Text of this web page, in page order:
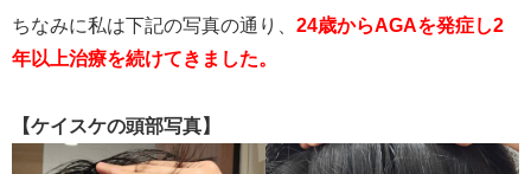
ちなみに私は下記の写真の通り、 24歳からAGAを発症し2
年以上治療を続けてきました。
【ケイスケの頭部写真】